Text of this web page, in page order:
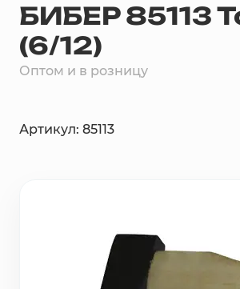
Профиль, комплектующие для
ГКЛ
Блоки строительные,
Потолки подвесные
Герметики, жидкие гвозди, пена
БИБЕР 85113
(6/12)
Оптом и в розницу
Артикул: 85113